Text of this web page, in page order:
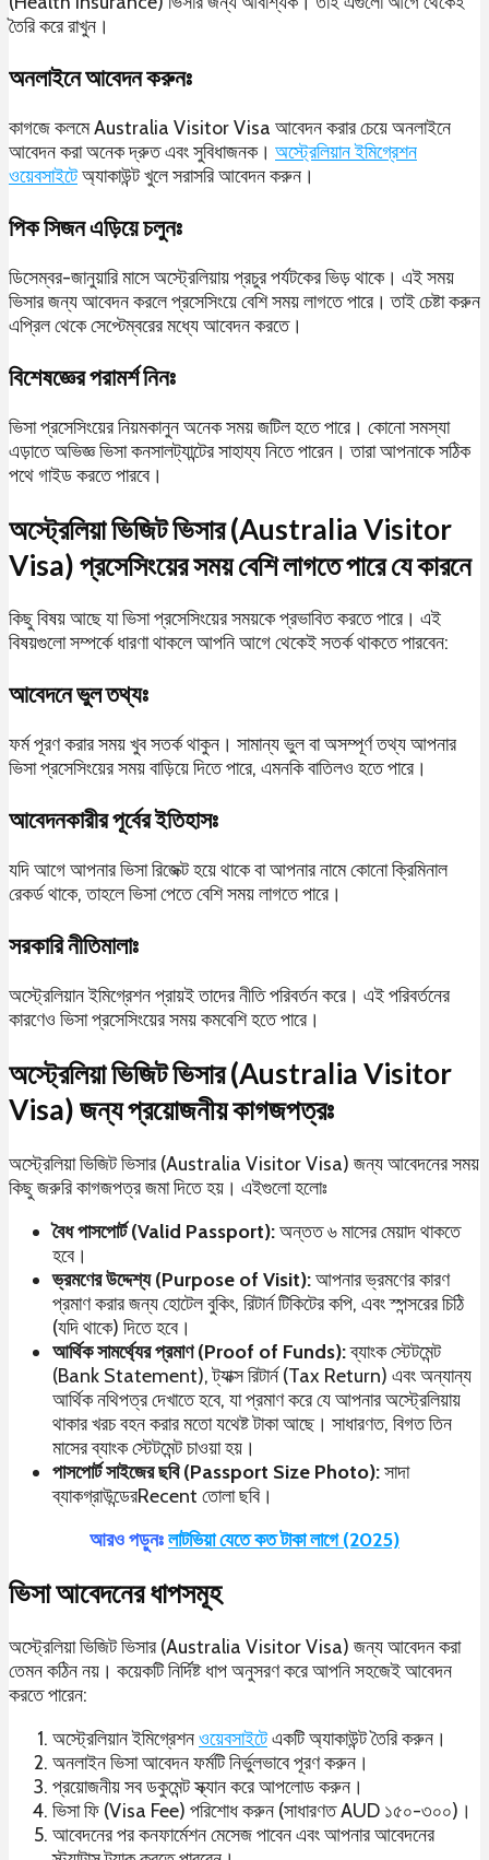
তৈরি করে রাখুন।
অনলাইনে আবেদন করুনঃ
কাগজে কলমে Australia Visitor Visa আবেদন করার চেয়ে অনলাইনে
আবেদন করা অনেক দ্রুত এবং সুবিধাজনক। অস্ট্রেলিয়ান ইমিগ্রেশন
ওয়েবসাইটেঅ্যাকাউন্ট খুলে সরাসরি আবেদন করুন।
পিক সিজন এড়িয়ে চলুনঃ
ডিসেম্বর-জানুয়ারি মাসে অস্ট্রেলিয়ায় প্রচুর পর্যটকের ভিড় থাকে। এই সময়
ভিসার জন্য আবেদন করলে প্রসেসিংয়ে বেশি সময় লাগতে পারে। তাই চেষ্টা করুন
এপ্রিল থেকে সেপ্টেম্বরের মধ্যে আবেদন করতে।
বিশেষজ্ঞের পরামর্শ নিনঃ
ভিসা প্রসেসিংয়ের নিয়মকানুন অনেক সময় জটিল হতে পারে। কোনো সমস্যা
এড়াতে অভিজ্ঞ ভিসা কনসালট্যান্টের সাহায্য নিতে পারেন। তারা আপনাকে সঠিক
পথে গাইড করতে পারবে।
অস্ট্রেলিয়া ভিজিট ভিসার (Australia Visitor
Visa) প্রসেসিংয়ের সময় বেশি লাগতে পারে যে কারনে
কিছু বিষয় আছে যা ভিসা প্রসেসিংয়ের সময়কে প্রভাবিত করতে পারে। এই
বিষয়গুলো সম্পর্কে ধারণা থাকলে আপনি আগে থেকেই সতর্ক থাকতে পারবেন:
আবেদনে ভুল তথ্যঃ
ফর্ম পূরণ করার সময় খুব সতর্ক থাকুন। সামান্য ভুল বা অসম্পূর্ণ তথ্য আপনার
ভিসা প্রসেসিংয়ের সময় বাড়িয়ে দিতে পারে, এমনকি বাতিলও হতে পারে।
আবেদনকারীর পূর্বের ইতিহাসঃ
যদি আগে আপনার ভিসা রিজেক্ট হয়ে থাকে বা আপনার নামে কোনো ক্রিমিনাল
রেকর্ড থাকে, তাহলে ভিসা পেতে বেশি সময় লাগতে পারে।
সরকারি নীতিমালাঃ
অস্ট্রেলিয়ান ইমিগ্রেশন প্রায়ই তাদের নীতি পরিবর্তন করে। এই পরিবর্তনের
কারণেও ভিসা প্রসেসিংয়ের সময় কমবেশি হতে পারে।
অস্ট্রেলিয়া ভিজিট ভিসার (Australia Visitor
Visa) জন্য প্রয়োজনীয় কাগজপত্রঃ
অস্ট্রেলিয়া ভিজিট ভিসার (Australia Visitor Visa) জন্য আবেদনের সময়
কিছু জরুরি কাগজপত্র জমা দিতে হয়। এইগুলো হলোঃ
বৈধ পাসপোর্ট (Valid Passport):অন্তত ৬ মাসের মেয়াদ থাকতে
হবে।
ভ্রমণের উদ্দেশ্য (Purpose of Visit):আপনার ভ্রমণের কারণ
প্রমাণ করার জন্য হোটেল বুকিং, রিটার্ন টিকিটের কপি, এবং স্পন্সরের চিঠি
(যদি থাকে) দিতে হবে।
আর্থিক সামর্থ্যের প্রমাণ (Proof of Funds):ব্যাংক স্টেটমেন্ট
(Bank Statement), ট্যাক্স রিটার্ন (Tax Return) এবং অন্যান্য
আর্থিক নথিপত্র দেখাতে হবে, যা প্রমাণ করে যে আপনার অস্ট্রেলিয়ায়
থাকার খরচ বহন করার মতো যথেষ্ট টাকা আছে। সাধারণত, বিগত তিন
মাসের ব্যাংক স্টেটমেন্ট চাওয়া হয়।
পাসপোর্ট সাইজের ছবি (Passport Size Photo):সাদা
ব্যাকগ্রাউন্ডেরRecent তোলা ছবি।
আরও পড়ুনঃলাটভিয়া যেতে কত টাকা লাগে (2025)
ভিসা আবেদনের ধাপসমূহ
অস্ট্রেলিয়া ভিজিট ভিসার (Australia Visitor Visa) জন্য আবেদন করা
তেমন কঠিন নয়। কয়েকটি নির্দিষ্ট ধাপ অনুসরণ করে আপনি সহজেই আবেদন
করতে পারেন:
অস্ট্রেলিয়ান ইমিগ্রেশনওয়েবসাইটেএকটি অ্যাকাউন্ট তৈরি করুন।
অনলাইন ভিসা আবেদন ফর্মটি নির্ভুলভাবে পূরণ করুন।
প্রয়োজনীয় সব ডকুমেন্ট স্ক্যান করে আপলোড করুন।
ভিসা ফি (Visa Fee) পরিশোধ করুন (সাধারণত AUD ১৫০-৩০০)।
আবেদনের পর কনফার্মেশন মেসেজ পাবেন এবং আপনার আবেদনের